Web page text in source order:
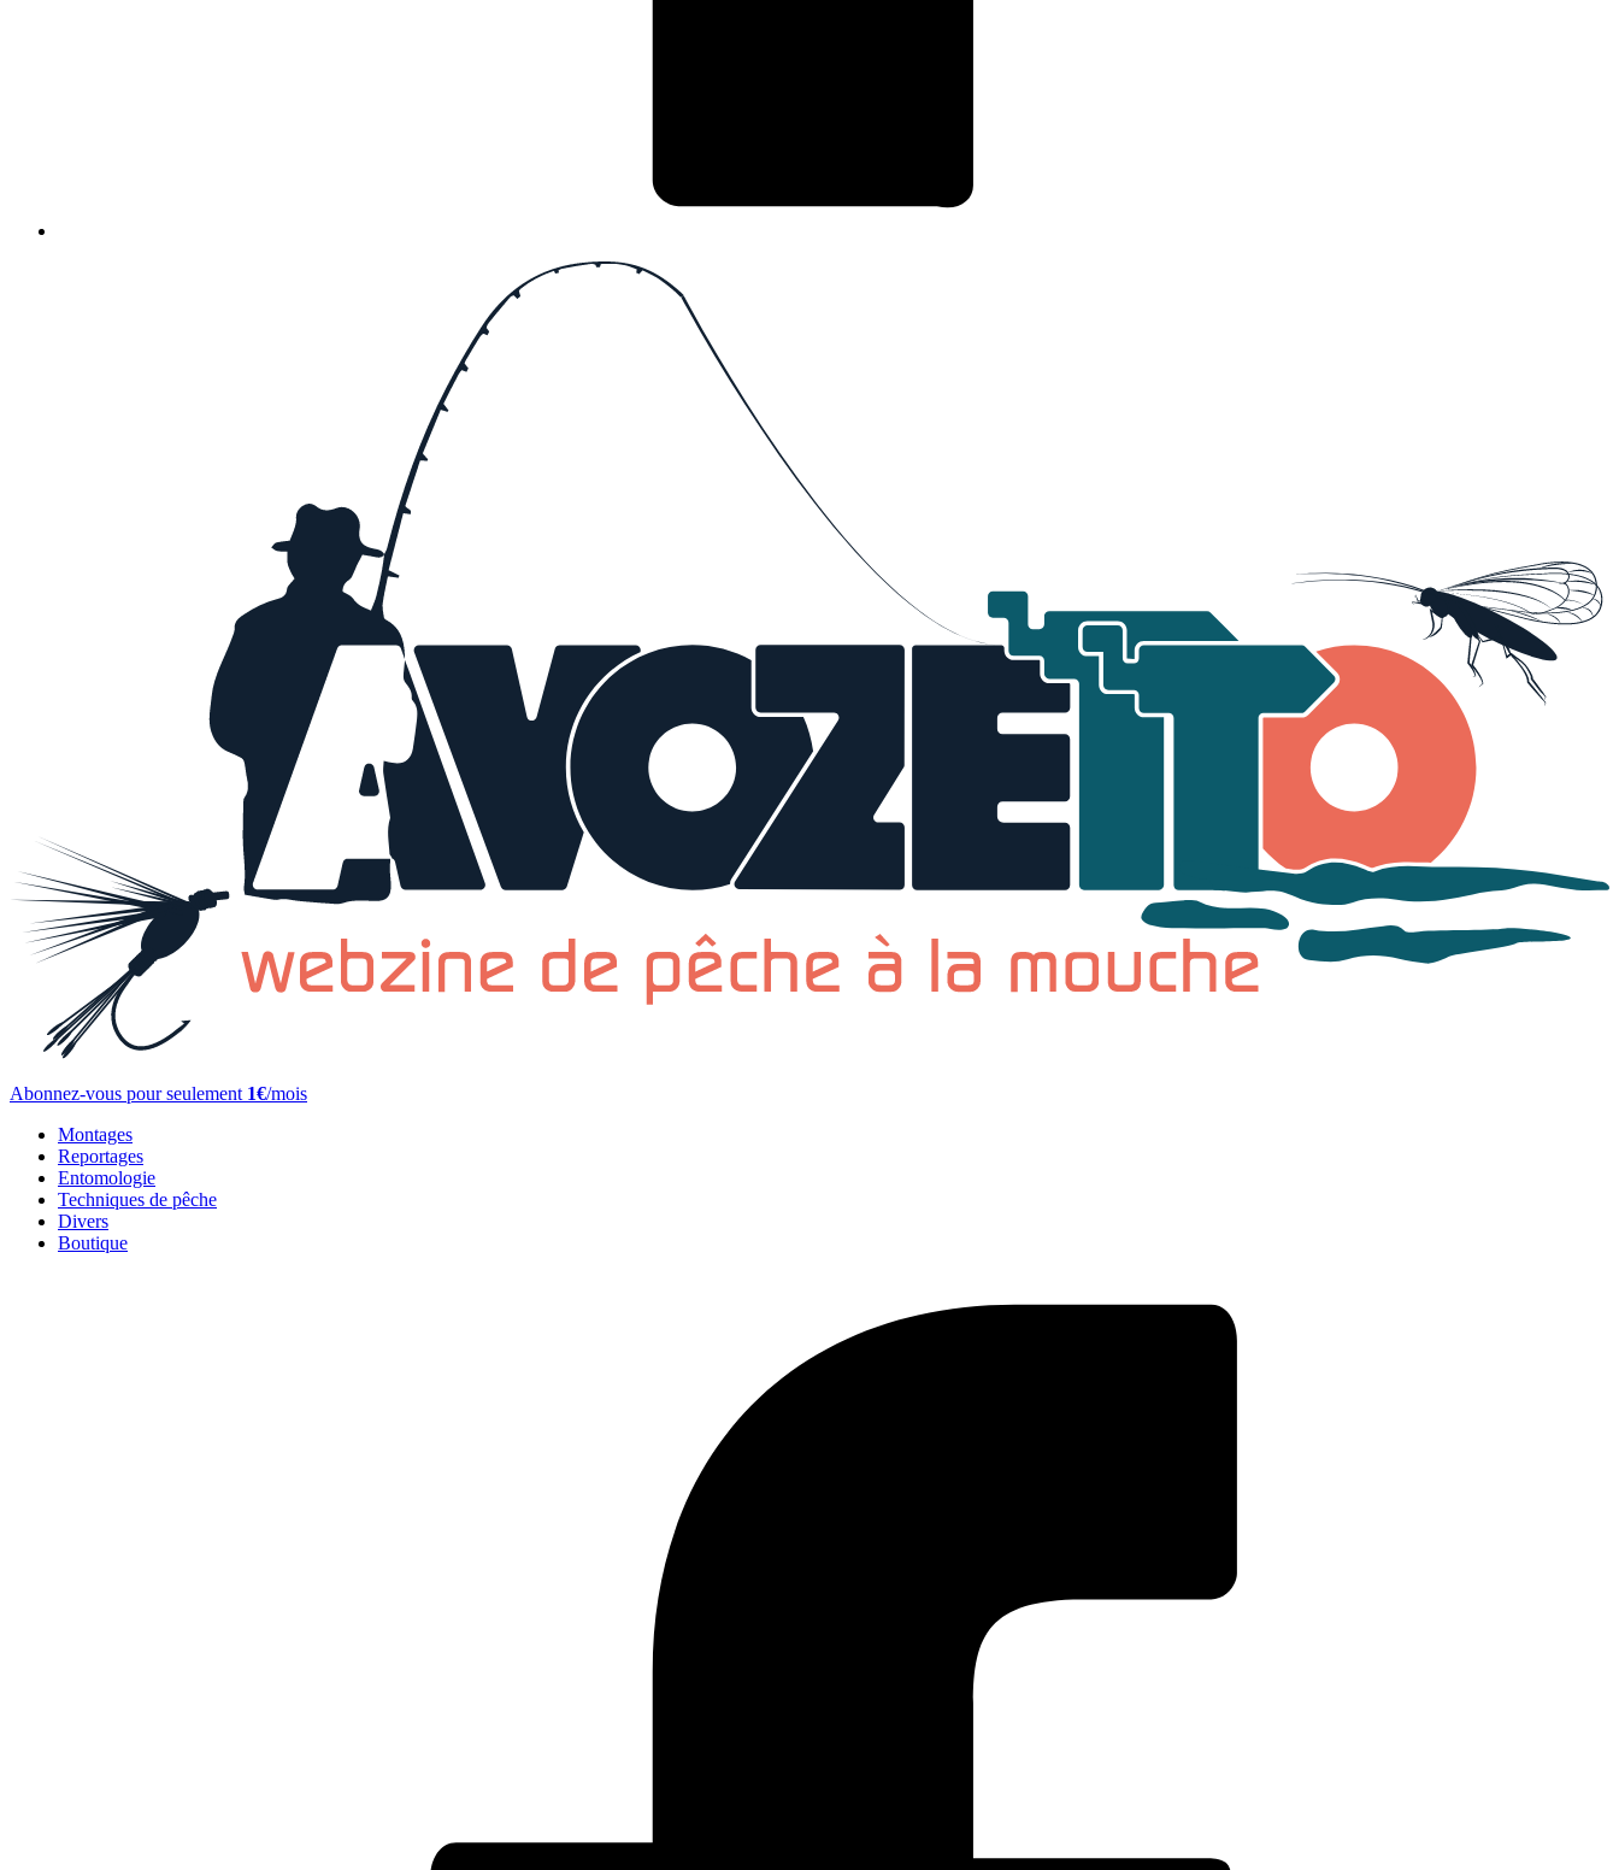
Abonnez-vous pour seulement 1€/mois
Montages
Reportages
Entomologie
Techniques de pêche
Divers
Boutique